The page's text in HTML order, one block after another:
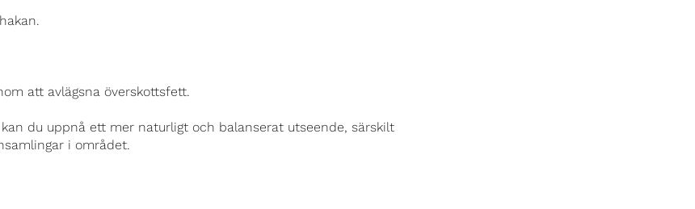
att avlägsna överskottsfett.
du uppnå ett mer naturligt och balanserat utseende, särskilt
i området.